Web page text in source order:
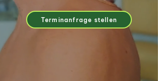
Terminanfrage stellen